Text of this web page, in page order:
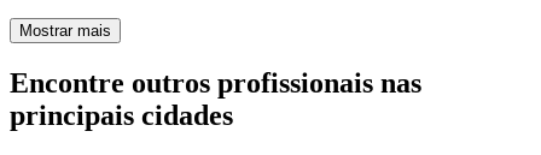
Mostrar mais
Encontre outros profissionais nas
principais cidades